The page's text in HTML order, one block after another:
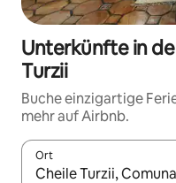
Unterkünfte in
Turzii
Buche einzigartige
mehr auf Airbnb.
Ort
Wenn Ergebnisse